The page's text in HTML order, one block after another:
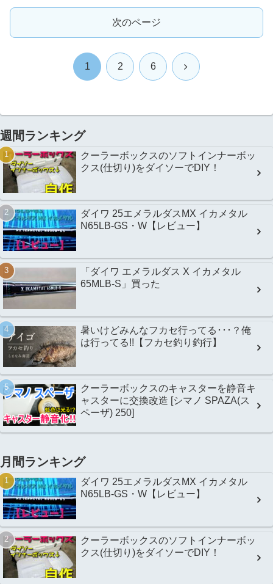
次のページ
1 2 6 次
週間ランキング
クーラーボックスのソフトインナーボッ
クス(仕切り)をダイソーでDIY！
ダイワ 25エメラルダスMX イカメタル
N65LB-GS・W【レビュー】
「ダイワ エメラルダス X イカメタル
65MLB-S」買った
暑いけどみんなフカセ行ってる･･･？俺
は行ってる!!【フカセ釣り釣行】
クーラーボックスのキャスターを静音キ
ャスターに交換改造 [シマノ SPAZA(ス
ペーザ) 250]
月間ランキング
ダイワ 25エメラルダスMX イカメタル
N65LB-GS・W【レビュー】
クーラーボックスのソフトインナーボッ
クス(仕切り)をダイソーでDIY！